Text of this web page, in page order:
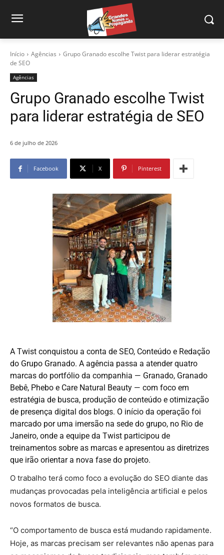
Início Agências
Grupo Granado escolhe Twist para liderar estratégia
de SEO
Agências
Grupo Granado escolhe Twist
para liderar estratégia de SEO
6 de julho de 2026
Facebook X Pinterest
A Twist conquistou a conta de SEO, Conteúdo e Redação
do Grupo Granado. A agência passa a atender quatro
marcas do portfólio da companhia — Granado, Granado
Bebê, Phebo e Care Natural Beauty — com foco em
estratégia de busca, produção de conteúdo e otimização
de presença digital dos blogs. O início da operação foi
marcado por uma imersão na sede do grupo, no Rio de
Janeiro, onde a equipe da Twist participou de
treinamentos sobre as marcas e apresentou as diretrizes
que irão orientar a nova fase do projeto.
O trabalho terá como foco a evolução do SEO diante das
mudanças provocadas pela inteligência artificial e pelos
novos formatos de busca.
“O comportamento de busca está mudando rapidamente.
Hoje, as marcas precisam ser relevantes não apenas para